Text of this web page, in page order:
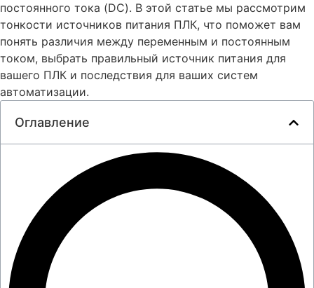
постоянного тока (DC). В этой статье мы рассмотрим
тонкости источников питания ПЛК, что поможет вам
понять различия между переменным и постоянным
током, выбрать правильный источник питания для
вашего ПЛК и последствия для ваших систем
автоматизации.
Оглавление